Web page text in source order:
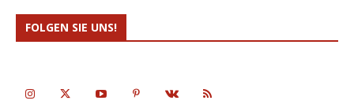
FOLGEN SIE UNS!